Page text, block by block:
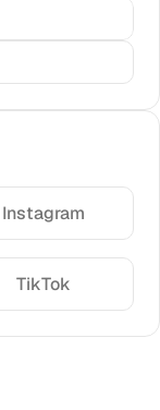
Instagram
TikTok